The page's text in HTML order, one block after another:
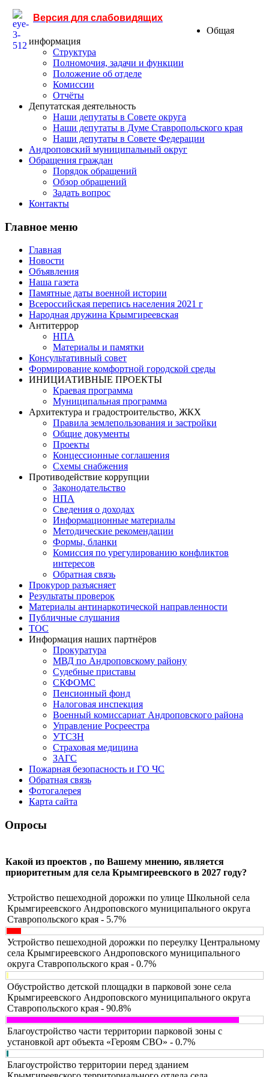
Версия для слабовидящих
Общая
информация
Структура
Полномочия, задачи и функции
Положение об отделе
Комиссии
Отчёты
Депутатская деятельность
Наши депутаты в Совете округа
Наши депутаты в Думе Ставропольского края
Наши депутаты в Совете Федерации
Андроповский муниципальный округ
Обращения граждан
Порядок обращений
Обзор обращений
Задать вопрос
Контакты
Главное меню
Главная
Новости
Объявления
Наша газета
Памятные даты военной истории
Всероссийская перепись населения 2021 г
Народная дружина Крымгиреевская
Антитеррор
НПА
Материалы и памятки
Консультативный совет
Формирование комфортной городской среды
ИНИЦИАТИВНЫЕ ПРОЕКТЫ
Краевая программа
Муниципальная программа
Архитектура и градостроительство, ЖКХ
Правила землепользования и застройки
Общие документы
Проекты
Концессионные соглашения
Схемы снабжения
Противодействие коррупции
Законодательство
НПА
Сведения о доходах
Информационные материалы
Методические рекомендации
Формы, бланки
Комиссия по урегулированию конфликтов
интересов
Обратная связь
Прокурор разъясняет
Результаты проверок
Материалы антинаркотической направленности
Публичные слушания
ТОС
Информация наших партнёров
Прокуратура
МВД по Андроповскому району
Судебные приставы
СКФОМС
Пенсионный фонд
Налоговая инспекция
Военный комиссариат Андроповского района
Управление Росреестра
УТСЗН
Страховая медицина
ЗАГС
Пожарная безопасность и ГО ЧС
Обратная связь
Фотогалерея
Карта сайта
Опросы
Какой из проектов , по Вашему мнению, является
приоритетным для села Крымгиреевского в 2027 году?
Устройство пешеходной дорожки по улице Школьной села
Крымгиреевского Андроповского муниципального округа
Ставропольского края - 5.7%
Устройство пешеходной дорожки по переулку Центральному
села Крымгиреевского Андроповского муниципального
округа Ставропольского края - 0.7%
Обустройство детской площадки в парковой зоне села
Крымгиреевского Андроповского муниципального округа
Ставропольского края - 90.8%
Благоустройство части территории парковой зоны с
установкой арт объекта «Героям СВО» - 0.7%
Благоустройство территории перед зданием